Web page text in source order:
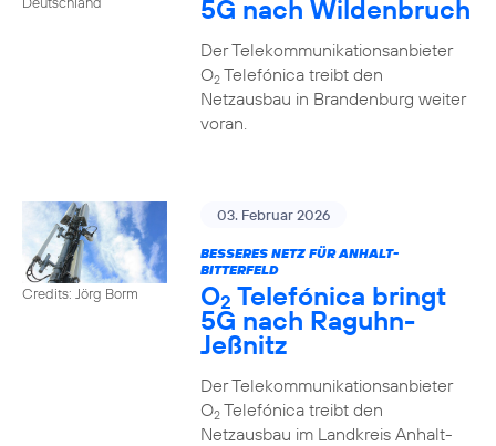
5G nach Wildenbruch
Der Telekommunikationsanbieter
O2Telefónica treibt den
Netzausbau in Brandenburg weiter
voran.
Credits: Jörg Borm
03. Februar 2026
BESSERES NETZ FÜR ANHALT-
BITTERFELD
O2 Telefónica bringt
5G nach Raguhn-
Jeßnitz
Der Telekommunikationsanbieter
O2Telefónica treibt den
Netzausbau im Landkreis Anhalt-